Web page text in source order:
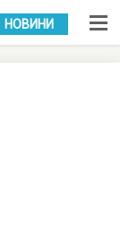
УКР РУС
НОВИНИ